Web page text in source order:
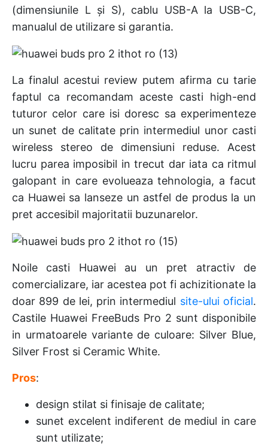
(dimensiunile L și S), cablu USB-A la USB-C,
manualul de utilizare si garantia.
La finalul acestui review putem afirma cu tarie
faptul ca recomandam aceste casti high-end
tuturor celor care isi doresc sa experimenteze
un sunet de calitate prin intermediul unor casti
wireless stereo de dimensiuni reduse. Acest
lucru parea imposibil in trecut dar iata ca ritmul
galopant in care evolueaza tehnologia, a facut
ca Huawei sa lanseze un astfel de produs la un
pret accesibil majoritatii buzunarelor.
Noile casti Huawei au un pret atractiv de
comercializare, iar acestea pot fi achizitionate la
doar 899 de lei, prin intermediul site-ului oficial.
Castile Huawei FreeBuds Pro 2 sunt disponibile
in urmatoarele variante de culoare: Silver Blue,
Silver Frost si Ceramic White.
Pros:
design stilat si finisaje de calitate;
sunet excelent indiferent de mediul in care
sunt utilizate;